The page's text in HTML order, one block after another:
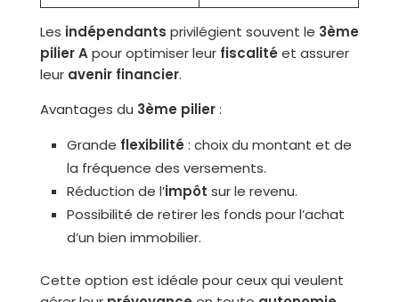
Les indépendants privilégient souvent le 3ème
pilier Apour optimiser leur fiscalité et assurer
leur avenir financier.
Avantages du 3ème pilier:
Grande flexibilité : choix du montant et de
la fréquence des versements.
Réduction de l’impôt sur le revenu.
Possibilité de retirer les fonds pour l’achat
d’un bien immobilier.
Cette option est idéale pour ceux qui veulent